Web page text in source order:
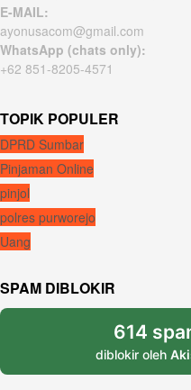
E-MAIL:
ayonusacom@gmail.com
WhatsApp (chats only):
+62 851-8205-4571
TOPIK POPULER
DPRD Sumbar
Pinjaman Online
pinjol
polres purworejo
Uang
SPAM DIBLOKIR
614
diblokir oleh